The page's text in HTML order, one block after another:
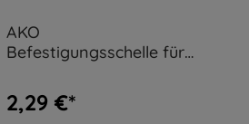
AKO
Befestigungsschelle für
2,29 €*